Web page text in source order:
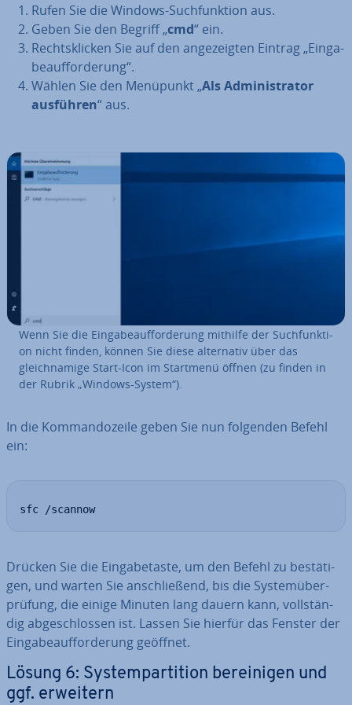
Rufen Sie die Windows-Such­funk­ti­on aus.
Geben Sie den Begriff „cmd“ ein.
Rechts­kli­cken Sie auf den an­ge­zeig­ten Eintrag „Ein­ga­
be­auf­for­de­rung“.
Wählen Sie den Menüpunkt „Als Ad­mi­nis­tra­tor
ausführen“ aus.
Wenn Sie die Ein­ga­be­auf­for­de­rung mithilfe der Such­funk­ti­
on nicht finden, können Sie diese al­ter­na­tiv über das
gleich­na­mi­ge Start-Icon im Startmenü öffnen (zu finden in
der Rubrik „Windows-System“).
In die Kom­man­do­zei­le geben Sie nun folgenden Befehl
ein:
sfc /scannow
Drücken Sie die Ein­ga­be­tas­te, um den Befehl zu be­stä­ti­
gen, und warten Sie an­schlie­ßend, bis die Sys­tem­über­
prü­fung, die einige Minuten lang dauern kann, voll­stän­
dig ab­ge­schlos­sen ist. Lassen Sie hierfür das Fenster der
Ein­ga­be­auf­for­de­rung geöffnet.
Lösung 6: Sys­tem­par­ti­ti­on be­rei­ni­gen und
ggf. erweitern